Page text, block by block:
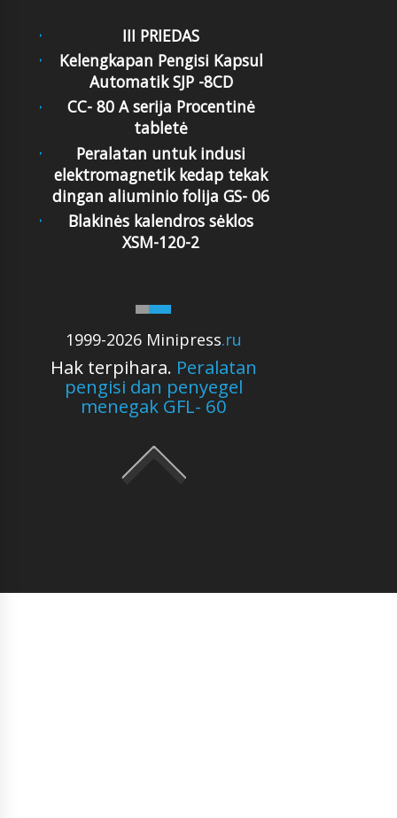
1999-2026 Minipress.ru
Hak terpihara. Peralatan
pengisi dan penyegel
menegak GFL- 60
III PRIEDAS
Kelengkapan Pengisi Kapsul
Automatik SJP -8CD
CC- 80 A serija Procentinė
tabletė
Peralatan untuk indusi
elektromagnetik kedap tekak
dingan aliuminio folija GS- 06
Blakinės kalendros sėklos
XSM-120-2